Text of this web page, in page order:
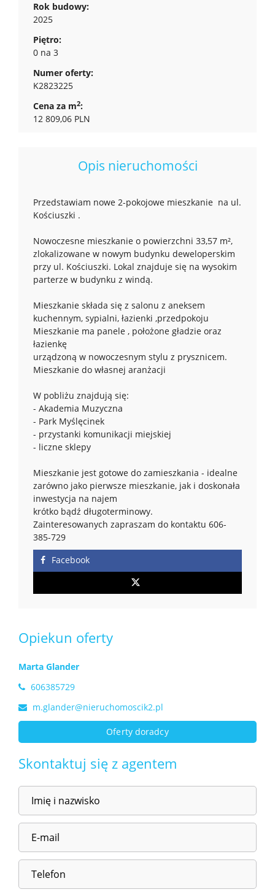
Rok budowy:
2025
Piętro:
0 na 3
Numer oferty:
K2823225
Cena za m2:
12 809,06 PLN
Opis nieruchomości
Przedstawiam nowe 2-pokojowe mieszkanie na ul.
Kościuszki .
Nowoczesne mieszkanie o powierzchni 33,57 m²,
zlokalizowane w nowym budynku deweloperskim
przy ul. Kościuszki. Lokal znajduje się na wysokim
parterze w budynku z windą.
Mieszkanie składa się z salonu z aneksem
kuchennym, sypialni, łazienki ,przedpokoju
Mieszkanie ma panele , położone gładzie oraz
łazienkę
urządzoną w nowoczesnym stylu z prysznicem.
Mieszkanie do własnej aranżacji
W pobliżu znajdują się:
- Akademia Muzyczna
- Park Myślęcinek
- przystanki komunikacji miejskiej
- liczne sklepy
Mieszkanie jest gotowe do zamieszkania - idealne
zarówno jako pierwsze mieszkanie, jak i doskonała
inwestycja na najem
krótko bądź długoterminowy.
Zainteresowanych zapraszam do kontaktu 606-
385-729
Facebook
Opiekun oferty
Marta Glander
606385729
m.glander@nieruchomoscik2.pl
Oferty doradcy
Skontaktuj się z agentem